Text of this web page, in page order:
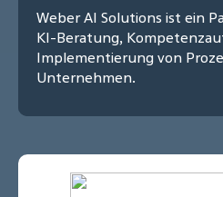
Weber AI Solutions ist ein
KI-Beratung,
Implementierung von
Unternehmen.